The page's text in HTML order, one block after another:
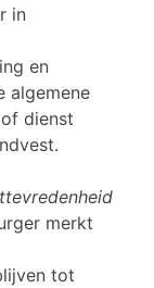
in
en
algemene
dienst
merkt
tot